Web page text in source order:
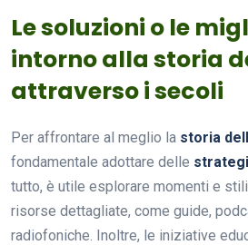
Le soluzioni o le
intorno alla storia
attraverso i secoli
Per affrontare al meglio la storia
fondamentale adottare delle
tutto, è utile esplorare momenti e
risorse dettagliate, come guide,
radiofoniche. Inoltre, le iniziative